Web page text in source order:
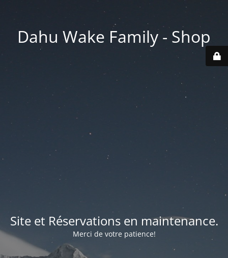
Dahu Wake Family - Shop
Site et Réservations en maintenance.
Merci de votre patience!